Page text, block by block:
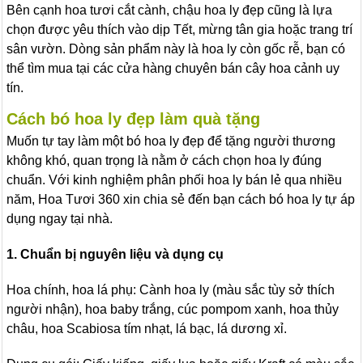
Bên cạnh hoa tươi cắt cành, chậu hoa ly đẹp cũng là lựa
chọn được yêu thích vào dịp Tết, mừng tân gia hoặc trang trí
sân vườn. Dòng sản phẩm này là hoa ly còn gốc rễ, bạn có
thể tìm mua tại các cửa hàng chuyên bán cây hoa cảnh uy
tín.
Cách bó hoa ly đẹp làm quà tặng
Muốn tự tay làm một bó hoa ly đẹp để tặng người thương
không khó, quan trọng là nằm ở cách chọn hoa ly đúng
chuẩn. Với kinh nghiệm phân phối hoa ly bán lẻ qua nhiều
năm, Hoa Tươi 360 xin chia sẻ đến bạn cách bó hoa ly tự áp
dụng ngay tại nhà.
1. Chuẩn bị nguyên liệu và dụng cụ
Hoa chính, hoa lá phụ: Cành hoa ly (màu sắc tùy sở thích
người nhận), hoa baby trắng, cúc pompom xanh, hoa thủy
châu, hoa Scabiosa tím nhạt, lá bạc, lá dương xỉ.